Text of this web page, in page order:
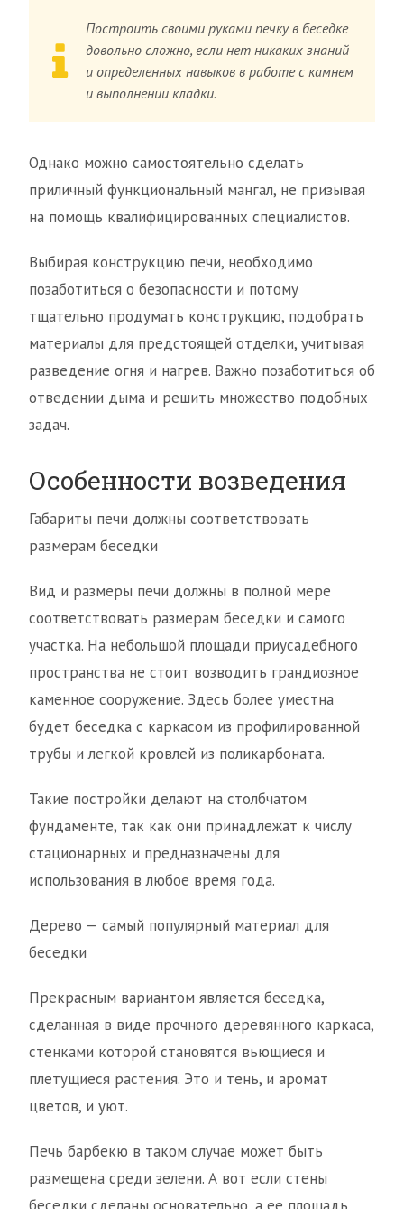
Построить своими руками печку в беседке
довольно сложно, если нет никаких знаний
и определенных навыков в работе с камнем
и выполнении кладки.
Однако можно самостоятельно сделать
приличный функциональный мангал, не призывая
на помощь квалифицированных специалистов.
Выбирая конструкцию печи, необходимо
позаботиться о безопасности и потому
тщательно продумать конструкцию, подобрать
материалы для предстоящей отделки, учитывая
разведение огня и нагрев. Важно позаботиться об
отведении дыма и решить множество подобных
задач.
Особенности возведения
Габариты печи должны соответствовать
размерам беседки
Вид и размеры печи должны в полной мере
соответствовать размерам беседки и самого
участка. На небольшой площади приусадебного
пространства не стоит возводить грандиозное
каменное сооружение. Здесь более уместна
будет беседка с каркасом из профилированной
трубы и легкой кровлей из поликарбоната.
Такие постройки делают на столбчатом
фундаменте, так как они принадлежат к числу
стационарных и предназначены для
использования в любое время года.
Дерево — самый популярный материал для
беседки
Прекрасным вариантом является беседка,
сделанная в виде прочного деревянного каркаса,
стенками которой становятся вьющиеся и
плетущиеся растения. Это и тень, и аромат
цветов, и уют.
Печь барбекю в таком случае может быть
размещена среди зелени. А вот если стены